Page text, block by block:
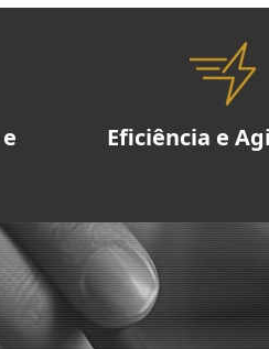
Eficiência e